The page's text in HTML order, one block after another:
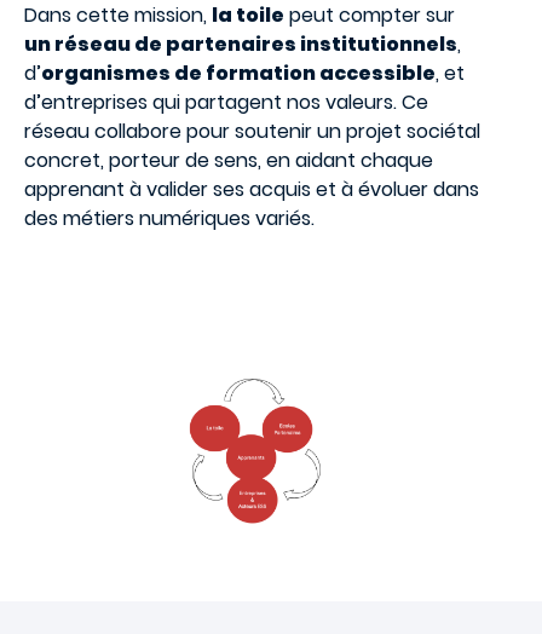
Dans cette mission, la toile peut compter sur
un réseau de partenaires institutionnels,
d’organismes de formation accessible, et
d’entreprises qui partagent nos valeurs. Ce
réseau collabore pour soutenir un projet sociétal
concret, porteur de sens, en aidant chaque
apprenant à valider ses acquis et à évoluer dans
des métiers numériques variés.